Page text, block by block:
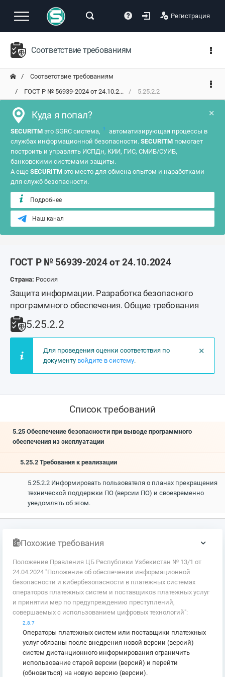
Регистрация
Соответствие требованиям
Соответствие требованиям
ГОСТ Р № 56939-2024 от 24.10.2...
5.25.2.2
×
Куда я попал?
SECURITM это SGRC система, ?
автоматизирующая процессы в
службах информационной безопасности. SECURITM помогает
построить и управлять ИСПДн, КИИ, ГИС, СМИБ/СУИБ,
банковскими системами защиты.
А еще SECURITM это место для обмена опытом и наработками
для служб безопасности.
Подробнее
Наш канал
ГОСТ Р № 56939-2024 от 24.10.2024
Страна: Россия
Защита информации. Разработка безопасного
программного обеспечения. Общие требования
5.25.2.2
×
Для проведения оценки соответствия по
документу войдите в систему.
Список требований
5.25 Обеспечение безопасности при выводе программного
обеспечения из эксплуатации
5.25.2 Требования к реализации
5.25.2.2 Информировать пользователя о планах прекращения
технической поддержки ПО (версии ПО) и своевременно
уведомлять об этом.
Похожие требования
Положение Правления ЦБ Республики Узбекистан № 13/1 от
24.04.2024 "Положение об обеспечении информационной
безопасности и кибербезопасности в платежных системах
операторов платежных систем и поставщиков платежных услуг
и принятии мер по предупреждению преступлений,
совершаемых с использованием цифровых технологий":
2.8.7
Операторы платежных систем или поставщики платежных
услуг обязаны после внедрения новой версии (версий)
систем дистанционного информирования ограничить
использование старой версии (версий) и перейти
(обновиться) на новую версию (версии).